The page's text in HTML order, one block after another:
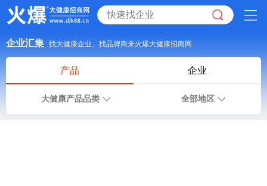
企业汇集 找大健康企业、找品牌商来火爆大健康招商网
产品 企业
大健康产品品类 全部地区